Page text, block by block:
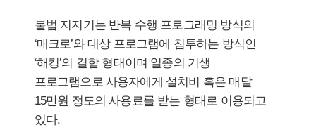
불법 지지기는 반복 수행 프로그래밍 방식의
‘매크로’와 대상 프로그램에 침투하는 방식인
‘해킹’의 결합 형태이며 일종의 기생
프로그램으로 사용자에게 설치비 혹은 매달
15만원 정도의 사용료를 받는 형태로 이용되고
있다.